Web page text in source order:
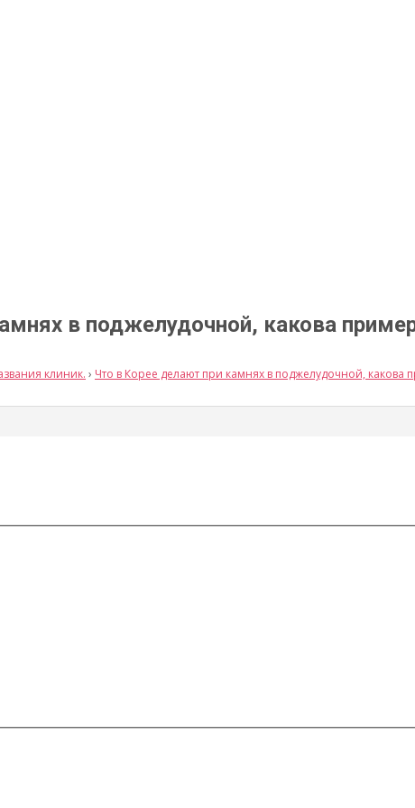
в поджелудочной, какова
клиник. › Что в Корее делают при камнях в поджелудочной, какова